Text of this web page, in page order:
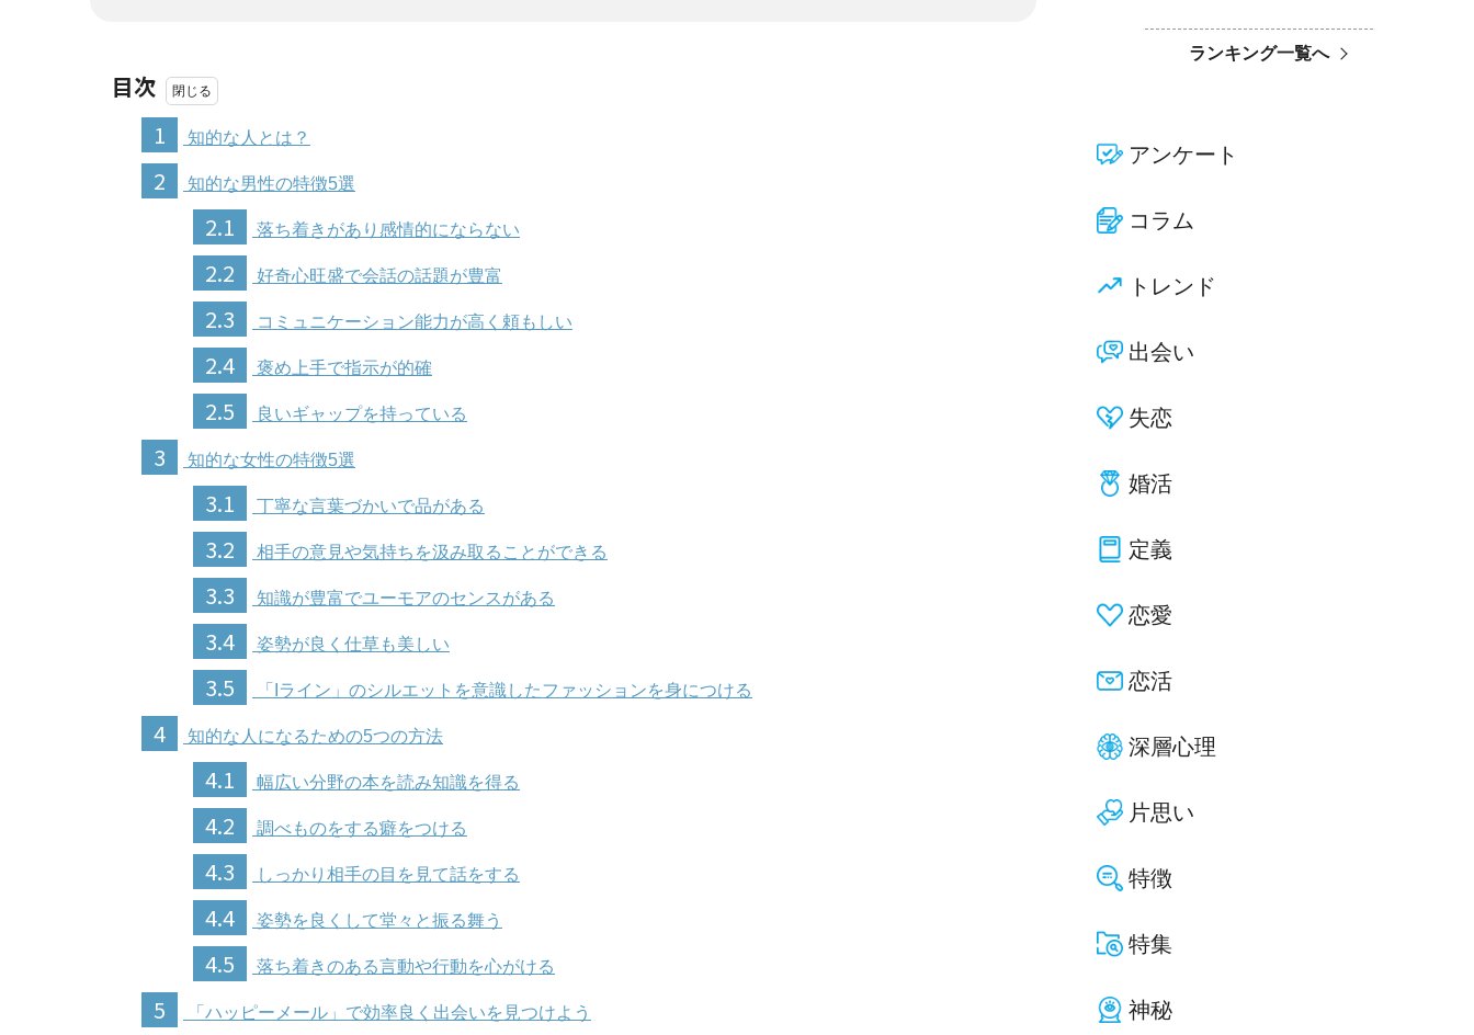
目次
1
知的な人とは？
2 知的な男性の特徴5選
2.1 落ち着きがあり感情的にならない
2.2 好奇心旺盛で会話の話題が豊富
2.3 コミュニケーション能力が高く頼もしい
2.4 褒め上手で指示が的確
2.5 良いギャップを持っている
3 知的な女性の特徴5選
3.1 丁寧な言葉づかいで品がある
3.2 相手の意見や気持ちを汲み取ることができる
3.3 知識が豊富でユーモアのセンスがある
3.4 姿勢が良く仕草も美しい
3.5 「Iライン」のシルエットを意識したファッションを身につける
4 知的な人になるための5つの方法
4.1 幅広い分野の本を読み知識を得る
4.2 調べものをする癖をつける
4.3 しっかり相手の目を見て話をする
4.4 姿勢を良くして堂々と振る舞う
4.5 落ち着きのある言動や行動を心がける
5 「ハッピーメール」で効率良く出会いを見つけよう
ランキング一覧へ
アンケート
コラム
トレンド
出会い
失恋
婚活
定義
恋愛
恋活
深層心理
片思い
特徴
特集
神秘